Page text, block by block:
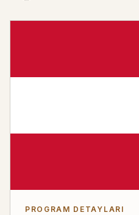
PROGRAM DETAYLARI